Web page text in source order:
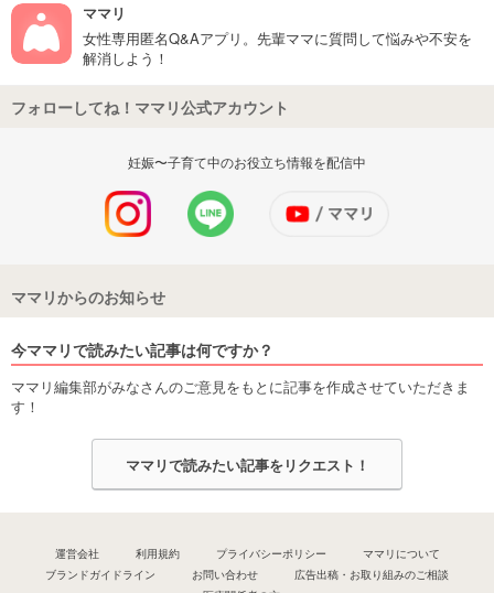
ママリ
女性専用匿名Q&Aアプリ。先輩ママに質問して悩みや不安を
解消しよう！
フォローしてね！ママリ公式アカウント
妊娠〜子育て中のお役立ち情報を配信中
ママリからのお知らせ
今ママリで読みたい記事は何ですか？
ママリ編集部がみなさんのご意見をもとに記事を作成させていただきま
す！
ママリで読みたい記事をリクエスト！
運営会社 利用規約 プライバシーポリシー
ママリについて
ブランドガイドライン
お問い合わせ
広告出稿・お取り組みのご相談